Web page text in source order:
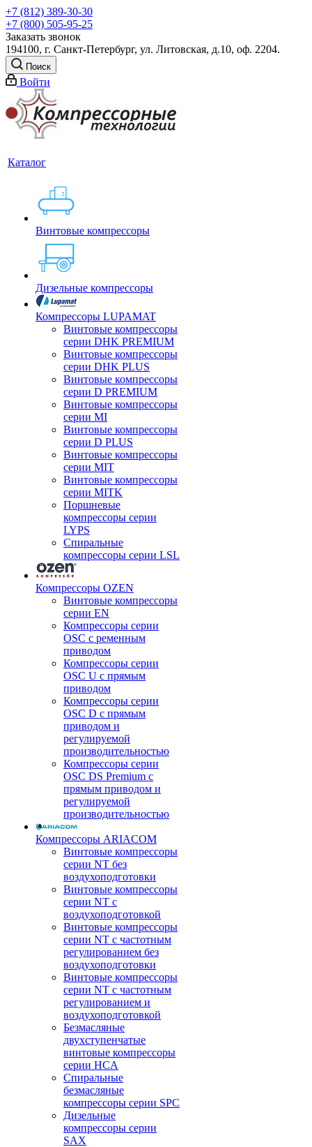
+7 (812) 389-30-30
+7 (800) 505-95-25
Заказать звонок
194100, г. Санкт-Петербург, ул. Литовская, д.10, оф. 2204.
Поиск
Войти
Каталог
Винтовые компрессоры
Дизельные компрессоры
Компрессоры LUPAMAT
Винтовые компрессоры
серии DHK PREMIUM
Винтовые компрессоры
серии DHK PLUS
Винтовые компрессоры
серии D PREMIUM
Винтовые компрессоры
серии MI
Винтовые компрессоры
серии D PLUS
Винтовые компрессоры
серии MIT
Винтовые компрессоры
серии MITK
Поршневые
компрессоры серии
LYPS
Спиральные
компрессоры серии LSL
Компрессоры OZEN
Винтовые компрессоры
серии EN
Компрессоры серии
OSC с ременным
приводом
Компрессоры серии
OSC U с прямым
приводом
Компрессоры серии
OSC D с прямым
приводом и
регулируемой
производительностью
Компрессоры серии
OSC DS Premium с
прямым приводом и
регулируемой
производительностью
Компрессоры ARIACOM
Винтовые компрессоры
серии NT без
воздухоподготовки
Винтовые компрессоры
серии NT c
воздухоподготовкой
Винтовые компрессоры
серии NT с частотным
регулированием без
воздухоподготовки
Винтовые компрессоры
серии NT с частотным
регулированием и
воздухоподготовкой
Безмасляные
двухступенчатые
винтовые компрессоры
серии HCA
Спиральные
безмасляные
компрессоры серии SPC
Дизельные
компрессоры серии
SAX